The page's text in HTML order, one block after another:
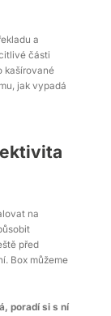
a
části
kašírované
jak vypadá
na
před
Box můžeme
poradí si s ní